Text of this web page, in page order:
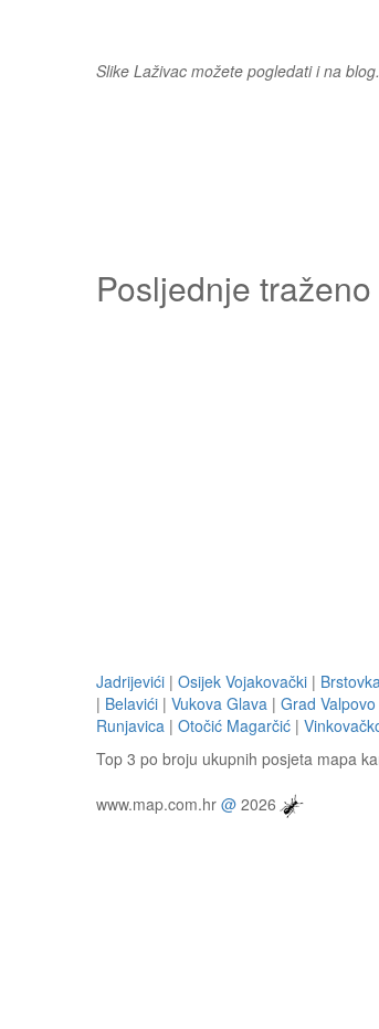
Slike Laživac možete pogledati i na
Posljednje
Jadrijevići | Osijek Vojakovački |
| Belavići | Vukova Glava | Grad Valpovo
Runjavica | Otočić Magarčić |
Top 3 po broju ukupnih posjeta mapa
www.map.com.hr @ 2026